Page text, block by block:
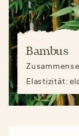
Bambus
Elastizität: